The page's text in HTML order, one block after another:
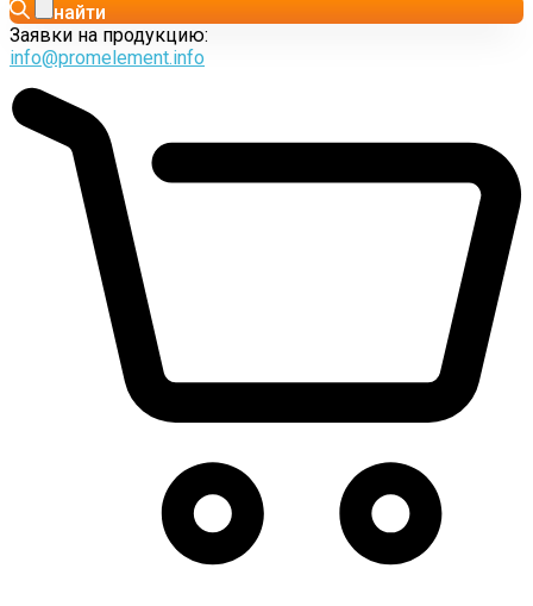
найти
Заявки на продукцию:
info@promelement.info